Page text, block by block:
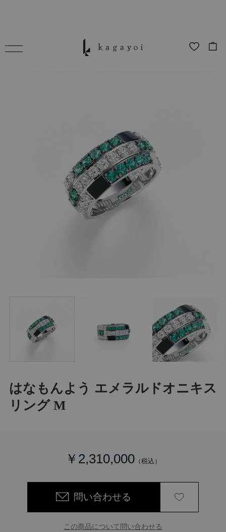
はなもんよう エメラルドオニキス
リング M
￥2,310,000
問い合わせる
この商品について問い合わせる